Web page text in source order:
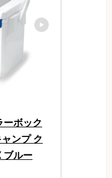
ーボック
ンプ ク
ブルー